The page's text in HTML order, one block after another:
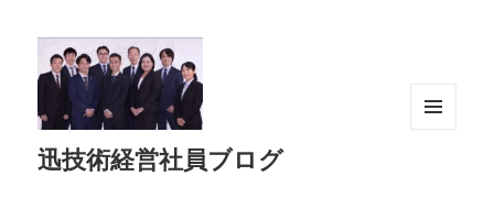
迅技術経営社員ブログ